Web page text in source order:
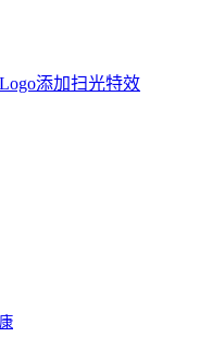
添加扫光特效